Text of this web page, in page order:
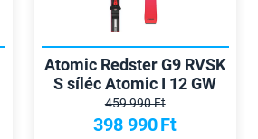
Atomic Redster G9 RVSK
S síléc Atomic I 12 GW
kötéssel
459 990 Ft
398 990Ft